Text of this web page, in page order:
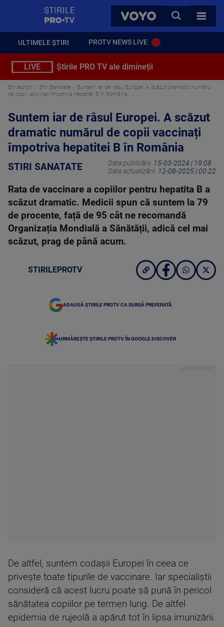
VOYO
CAUTA
TOATE
ULTIMELE ȘTIRI PROTV NEWS LIVE
LIVE Știrile PRO TV ale dimineții
Stirileprotv Stiri Sanatate
Suntem iar de râsul Europei. A scăzut dramatic numărul
de copii vaccinați împotriva hepatitei B în România
Suntem iar de râsul Europei. A scăzut
dramatic numărul de copii vaccinați
împotriva hepatitei B în România
STIRI SANATATE Data publicării: 15-03-2024 | 19:08
Data actualizării: 12-08-2025 | 00:22
Rata de vaccinare a copiilor pentru hepatita B a
scăzut dramatic. Medicii spun că suntem la 79
de procente, față de 95 cât ne recomandă
Organizația Mondială a Sănătății, adică cel mai
scăzut, prag de până acum.
STIRILEPROTV
ADAUGĂ ȘTIRILE PROTV CA SURSĂ PREFERATĂ
URMĂREȘTE ȘTIRILE PROTV ÎN GOOGLE DISCOVER
De altfel, suntem codașii Europei în ceea ce
privește toate tipurile de vaccinare. Iar specialiștii
consideră că acest lucru poate să pună în pericol
sănătatea copiilor pe termen lung. De altfel
epidemia de rujeolă a apărut tot în lipsa imunizării.